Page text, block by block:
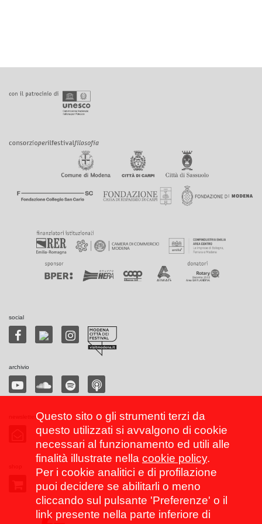
social
archivio
Questo sito o gli strumenti terzi da
questo utilizzati si avvalgono di cookie
necessari al funzionamento ed utili alle
finalità illustrate nella cookie policy.
Per i cookie analitici e di profilazione
puoi decidere se abilitarli o meno
cliccando sul pulsante 'Preferenze' o il
link presente nella parte inferiore di